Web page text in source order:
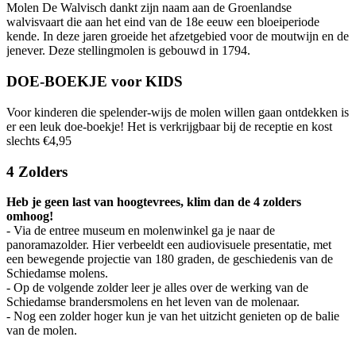
Molen De Walvisch dankt zijn naam aan de Groenlandse
walvisvaart die aan het eind van de 18e eeuw een bloeiperiode
kende. In deze jaren groeide het afzetgebied voor de moutwijn en de
jenever. Deze stellingmolen is gebouwd in 1794.
DOE-BOEKJE voor KIDS
Voor kinderen die spelender-wijs de molen willen gaan ontdekken is
er een leuk doe-boekje! Het is verkrijgbaar bij de receptie en kost
slechts €4,95
4 Zolders
Heb je geen last van hoogtevrees, klim dan de 4 zolders
omhoog!
- Via de entree museum en molenwinkel ga je naar de
panoramazolder. Hier verbeeldt een audiovisuele presentatie, met
een bewegende projectie van 180 graden, de geschiedenis van de
Schiedamse molens.
- Op de volgende zolder leer je alles over de werking van de
Schiedamse brandersmolens en het leven van de molenaar.
- Nog een zolder hoger kun je van het uitzicht genieten op de balie
van de molen.